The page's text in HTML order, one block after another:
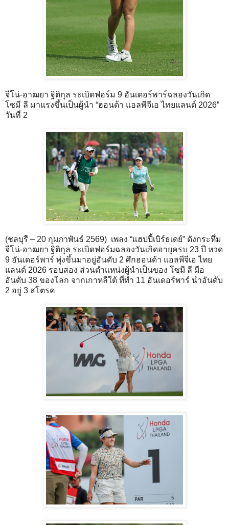
จีโน่-อาฒยา ฐิติกุล ระเบิดฟอร์ม 9 อันเดอร์พาร์ฉลองวันเกิด
โซมี ลี มาแรงขึ้นเป็นผู้นำ “ฮอนด้า แอลพีจีเอ ไทยแลนด์ 2026”
วันที่ 2
(ชลบุรี – 20 กุมภาพันธ์ 2569) เพลง “แฮปปี้เบิร์ธเดย์” ดังกระหึ่ม
จีโน่-อาฒยา ฐิติกุล ระเบิดฟอร์มฉลองวันเกิดอายุครบ 23 ปี หวด
9 อันเดอร์พาร์ พุ่งขึ้นมาอยู่อันดับ 2 ศึกฮอนด้า แอลพีจีเอ ไทย
แลนด์ 2026 รอบสอง ส่วนตำแหน่งผู้นำเป็นของ โซมี ลี มือ
อันดับ 38 ของโลก จากเกาหลีใต้ ที่ทำ 11 อันเดอร์พาร์ นำอันดับ
2 อยู่ 3 สโตรค